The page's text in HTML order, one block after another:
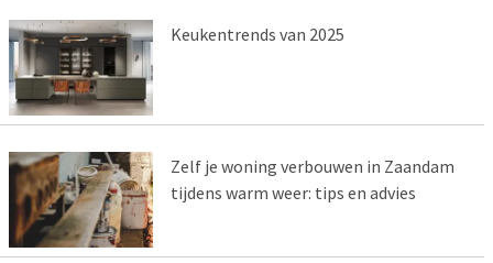
Keukentrends van 2025
Zelf je woning verbouwen in Zaandam
tijdens warm weer: tips en advies